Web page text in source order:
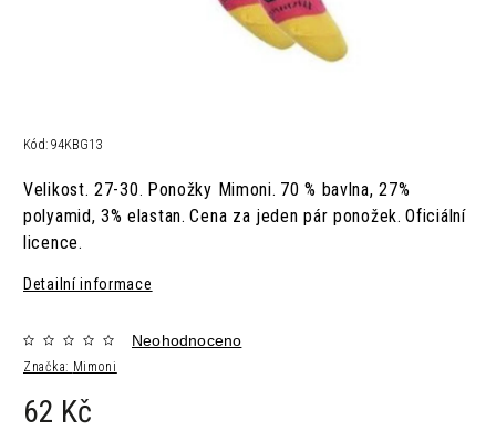
Kód: 94KBG13
Velikost. 27-30 Ponožky Mimoni. 70 % bavlna, 27%
polyamid, 3% elastan. Cena za jeden pár ponožek. Oficiální
licence.
Detailní informace
Značka: Mimoni
Neohodnoceno
62 Kč